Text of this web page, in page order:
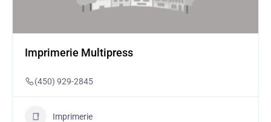
Imprimerie Multipress
(450) 929-2845
Imprimerie